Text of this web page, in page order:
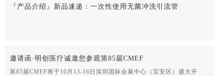
『产品介绍』新品速递：一次性使用无菌冲洗引流管
邀请函·明创医疗诚邀您参观第85届CMEF
第85届CMEF将于10月13-16日深圳国际会展中心（宝安区）盛大开